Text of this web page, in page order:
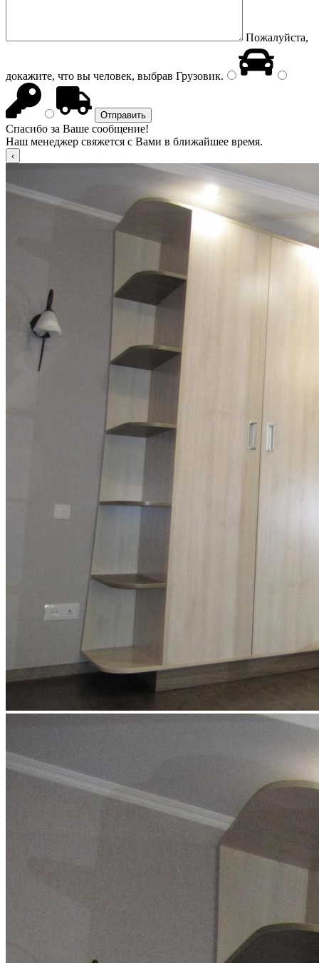
Пожалуйста,
докажите, что вы человек, выбрав Грузовик.
Спасибо за Ваше сообщение!
Наш менеджер свяжется с Вами в ближайшее время.